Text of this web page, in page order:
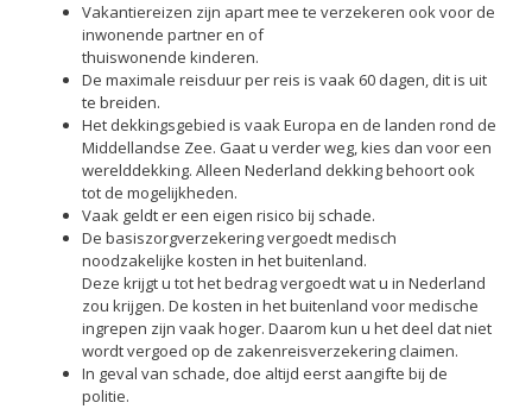
Vakantiereizen zijn apart mee te verzekeren ook voor de
inwonende partner en of
thuiswonende kinderen.
De maximale reisduur per reis is vaak 60 dagen, dit is uit
te breiden.
Het dekkingsgebied is vaak Europa en de landen rond de
Middellandse Zee. Gaat u verder weg, kies dan voor een
werelddekking. Alleen Nederland dekking behoort ook
tot de mogelijkheden.
Vaak geldt er een eigen risico bij schade.
De basiszorgverzekering vergoedt medisch
noodzakelijke kosten in het buitenland.
Deze krijgt u tot het bedrag vergoedt wat u in Nederland
zou krijgen. De kosten in het buitenland voor medische
ingrepen zijn vaak hoger. Daarom kun u het deel dat niet
wordt vergoed op de zakenreisverzekering claimen.
In geval van schade, doe altijd eerst aangifte bij de
politie.